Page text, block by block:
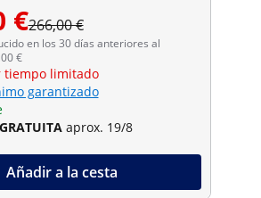
€266,00 €
en los 30 días anteriores al
€
tiempo limitado
garantizado
aprox. 19/8
Añadir a la cesta